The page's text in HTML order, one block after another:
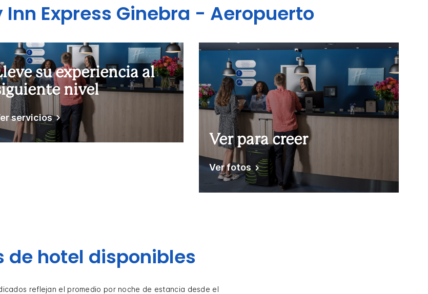
Express Ginebra - Aeropuerto
su experiencia al
nivel
servicios
Ver para creer
Ver fotos
de hotel disponibles
reflejan el promedio por noche de estancia desde el